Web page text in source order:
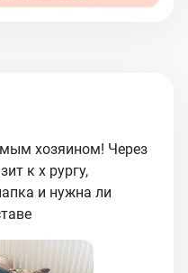
хозяином! Через
к х рургу,
и нужна ли